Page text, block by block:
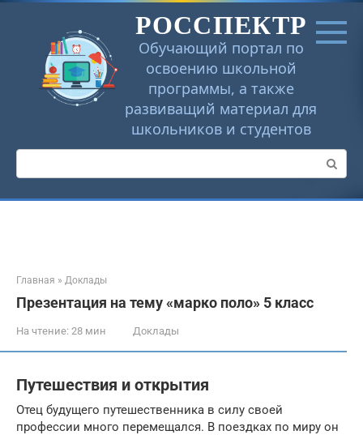
Перейти
РОССПЕКТР
Обучающий портал по
освоению школьной
программы, а также
развиващий материал для
школьников и студентов
Поиск:
Главная » Доклады
Презентация на тему «марко поло» 5 класс
На чтение: 28 мин Доклады
Путешествия и открытия
Отец будущего путешественника в силу своей
профессии много перемещался. В поездках по миру он